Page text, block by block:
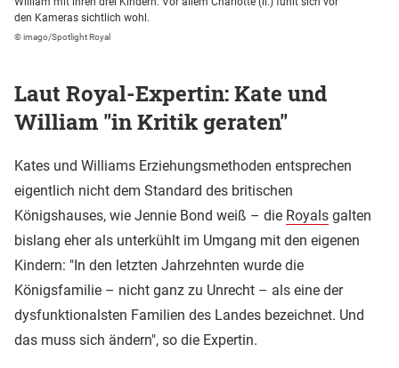
den Kameras sichtlich wohl.
© imago/Spotlight Royal
Laut Royal-Expertin: Kate und
William "in Kritik geraten"
Kates und Williams Erziehungsmethoden entsprechen
eigentlich nicht dem Standard des britischen
Königshauses, wie Jennie Bond weiß – die Royals galten
bislang eher als unterkühlt im Umgang mit den eigenen
Kindern: "In den letzten Jahrzehnten wurde die
Königsfamilie – nicht ganz zu Unrecht – als eine der
dysfunktionalsten Familien des Landes bezeichnet. Und
das muss sich ändern", so die Expertin.